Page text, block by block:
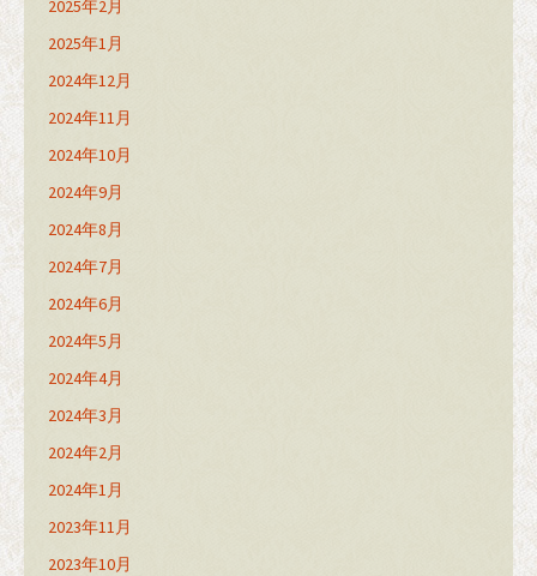
2025年2月
2025年1月
2024年12月
2024年11月
2024年10月
2024年9月
2024年8月
2024年7月
2024年6月
2024年5月
2024年4月
2024年3月
2024年2月
2024年1月
2023年11月
2023年10月